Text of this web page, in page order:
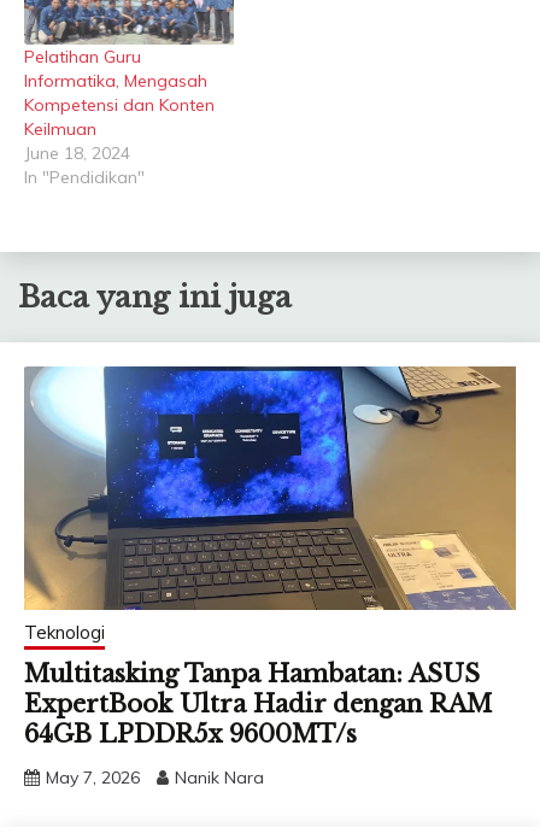
Pelatihan Guru
Informatika, Mengasah
Kompetensi dan Konten
Keilmuan
June 18, 2024
In "Pendidikan"
Baca yang ini juga
Teknologi
Multitasking Tanpa Hambatan: ASUS
ExpertBook Ultra Hadir dengan RAM
64GB LPDDR5x 9600MT/s
May 7, 2026 Nanik Nara